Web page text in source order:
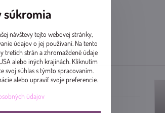
Diskusia 0
návštevy tejto webovej stránky,
údajov o jej používaní. Na tento
tretích strán a zhromaždené údaje
alebo iných krajinách. Kliknutím
svoj súhlas s týmto spracovaním.
alebo upraviť svoje preferencie.
údajov